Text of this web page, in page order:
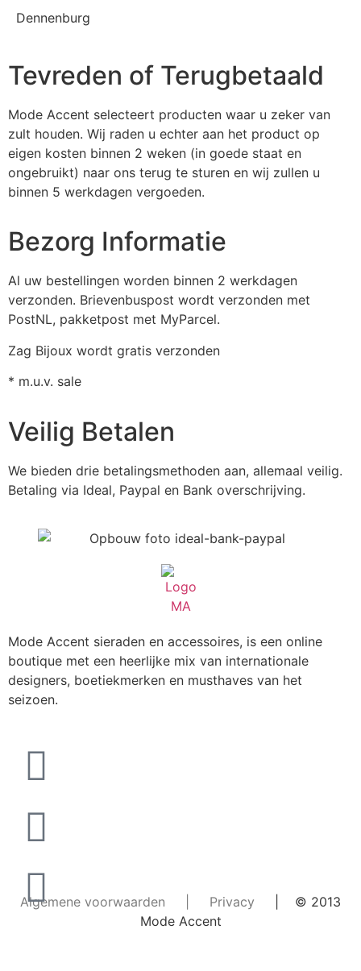
Dennenburg
Tevreden of Terugbetaald
Mode Accent selecteert producten waar u zeker van
zult houden. Wij raden u echter aan het product op
eigen kosten binnen 2 weken (in goede staat en
ongebruikt) naar ons terug te sturen en wij zullen u
binnen 5 werkdagen vergoeden.
Bezorg Informatie
Al uw bestellingen worden binnen 2 werkdagen
verzonden. Brievenbuspost wordt verzonden met
PostNL, pakketpost met MyParcel.
Zag Bijoux wordt gratis verzonden
* m.u.v. sale
Veilig Betalen
We bieden drie betalingsmethoden aan, allemaal veilig.
Betaling via Ideal, Paypal en Bank overschrijving.
Mode Accent sieraden en accessoires, is een online
boutique met een heerlijke mix van internationale
designers, boetiekmerken en musthaves van het
seizoen.
Algemene voorwaarden Privacy
| © 2013
Mode Accent